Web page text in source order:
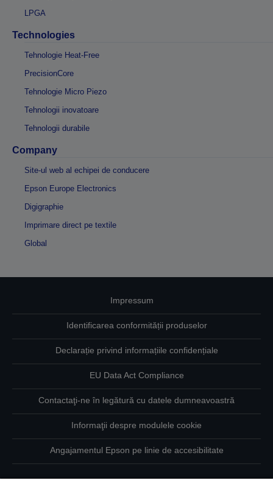
LPGA
Technologies
Tehnologie Heat-Free
PrecisionCore
Tehnologie Micro Piezo
Tehnologii inovatoare
Tehnologii durabile
Company
Site-ul web al echipei de conducere
Epson Europe Electronics
Digigraphie
Imprimare direct pe textile
Global
Impressum
Identificarea conformității produselor
Declarație privind informațiile confidențiale
EU Data Act Compliance
Contactaţi-ne în legătură cu datele dumneavoastră
Informaţii despre modulele cookie
Angajamentul Epson pe linie de accesibilitate